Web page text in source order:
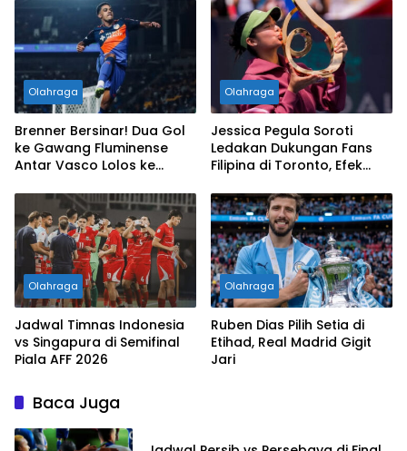
Olahraga
Brenner Bersinar! Dua Gol
ke Gawang Fluminense
Antar Vasco Lolos ke
Brasil
Olahraga
Jessica Pegula Soroti
Ledakan Dukungan Fans
Filipina di Toronto, Efek
Terasa
Olahraga
Jadwal Timnas Indonesia
vs Singapura di Semifinal
Piala AFF 2026
Olahraga
Ruben Dias Pilih Setia di
Etihad, Real Madrid Gigit
Jari
Baca Juga